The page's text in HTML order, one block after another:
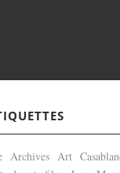
Archives Art